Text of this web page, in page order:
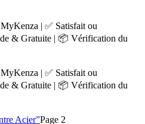
| ✅ Satisfait ou
& Gratuite | 📦 Vérification du
| ✅ Satisfait ou
& Gratuite | 📦 Vérification du
Acier”Page 2